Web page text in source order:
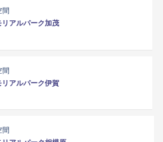
間
アルパーク加茂
間
アルパーク伊賀
間